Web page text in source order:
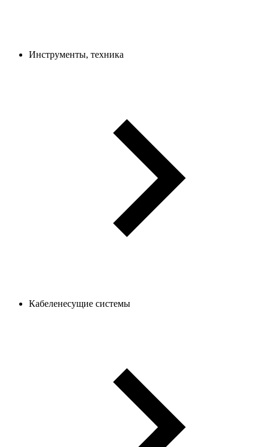
Инструменты, техника
Кабеленесущие системы